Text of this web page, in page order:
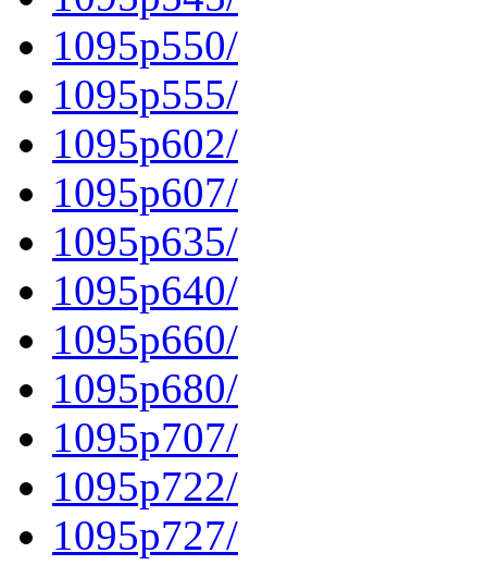
1095p550/
1095p555/
1095p602/
1095p607/
1095p635/
1095p640/
1095p660/
1095p680/
1095p707/
1095p722/
1095p727/